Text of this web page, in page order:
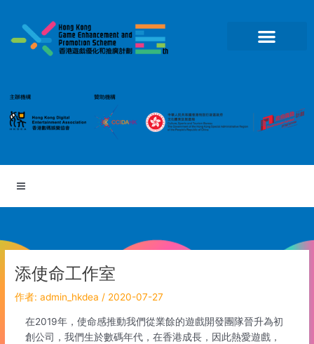
添使命工作室
作者:admin_hkdea/ 2020-07-27
在2019年，使命感推動我們從業餘的遊戲開發團隊晉升為初
創公司，我們生於數碼年代，在香港成長，因此熱愛遊戲，